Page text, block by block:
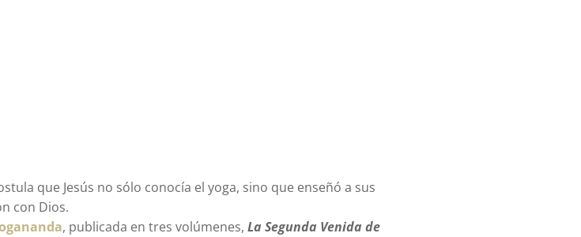
que Jesús no sólo conocía el yoga, sino que enseñó a sus
con Dios.
, publicada en tres volúmenes, La Segunda Venida de